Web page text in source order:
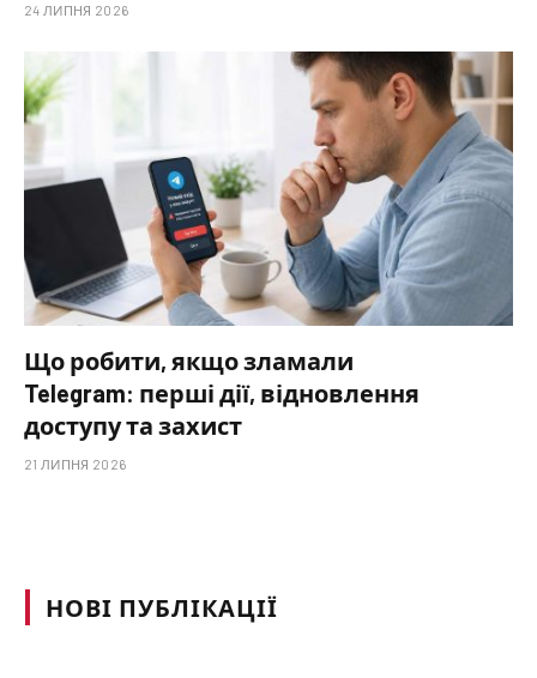
24 ЛИПНЯ 2026
Що робити, якщо зламали
Telegram: перші дії, відновлення
доступу та захист
21 ЛИПНЯ 2026
НОВІ ПУБЛІКАЦІЇ